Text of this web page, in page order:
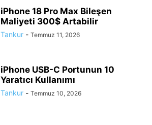
iPhone 18 Pro Max Bileşen
Maliyeti 300$ Artabilir
Tankur - Temmuz 11, 2026
iPhone USB-C Portunun 10
Yaratıcı Kullanımı
Tankur - Temmuz 10, 2026